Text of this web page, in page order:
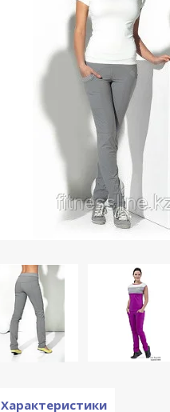
Характеристики